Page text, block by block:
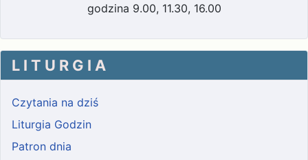
godzina 9.00, 11.30, 16.00
L I T U R G I A
Czytania na dziś
Liturgia Godzin
Patron dnia